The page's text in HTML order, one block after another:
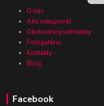
O nás
Ako nakupovať
Obchodné podmienky
Fotogaléria
Kontakty
Blog
Facebook